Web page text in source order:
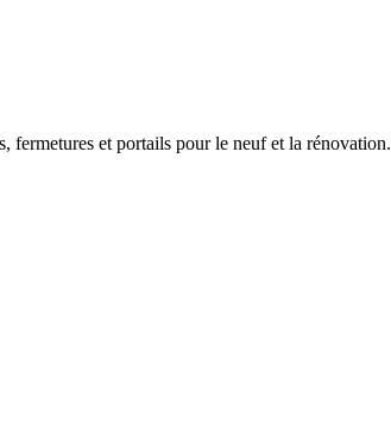
fermetures et portails pour le neuf et la rénovation.